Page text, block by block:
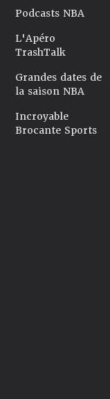
Podcasts NBA
L'Apéro
TrashTalk
Grandes dates de
la saison NBA
Incroyable
Brocante Sports